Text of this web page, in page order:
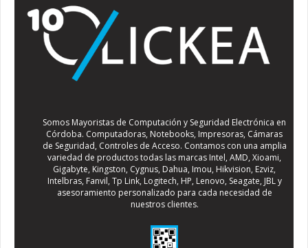
Somos Mayoristas de Computación y Seguridad Electrónica en
Córdoba. Computadoras, Notebooks, Impresoras, Cámaras
de Seguridad, Controles de Acceso. Contamos con una amplia
variedad de productos todas las marcas Intel, AMD, Xioami,
Gigabyte, Kingston, Cygnus, Dahua, Imou, Hikvision, Ezviz,
Intelbras, Fanvil, Tp Link, Logitech, HP, Lenovo, Seagate, JBL y
asesoramiento personalizado para cada necesidad de
nuestros clientes.